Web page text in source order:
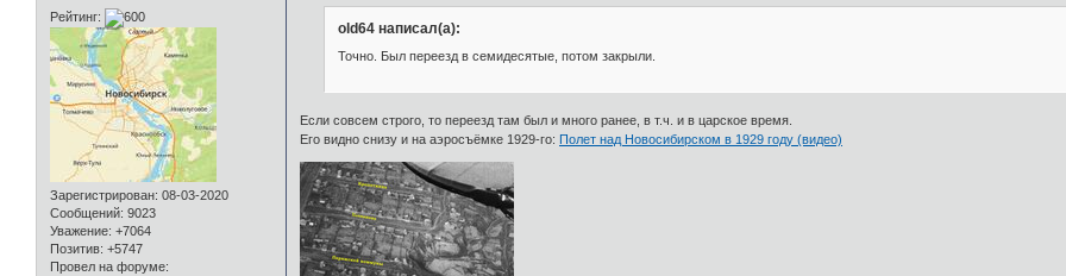
Рейтинг:
Зарегистрирован: 08-03-2020
Сообщений: 9023
Уважение: +7064
Позитив: +5747
Провел на форуме:
old64 написал(а):
Точно. Был переезд в семидесятые, потом закрыли.
Если совсем строго, то переезд там был и много ранее, в т.ч. и в царское время.
Его видно снизу и на аэросъёмке 1929-го: Полет над Новосибирском в 1929 году (видео)